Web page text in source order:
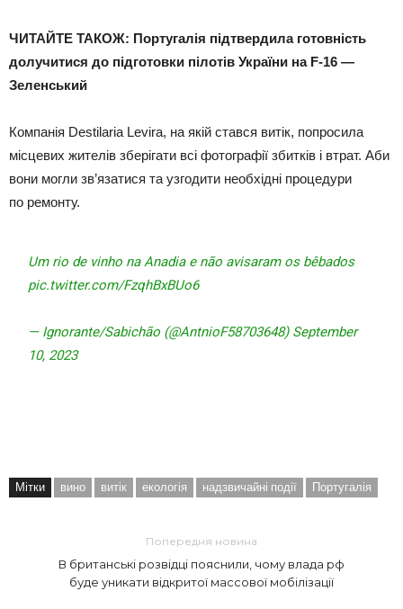
ЧИТАЙТЕ ТАКОЖ: Португалія підтвердила готовність
долучитися до підготовки пілотів України на F-16 —
Зеленський
Компанія Destilaria Levira, на якій стався витік, попросила
місцевих жителів зберігати всі фотографії збитків і втрат. Аби
вони могли зв’язатися та узгодити необхідні процедури
по ремонту.
Um rio de vinho na Anadia e não avisaram os bêbados
pic.twitter.com/FzqhBxBUo6
— Ignorante/Sabichão (@AntnioF58703648) September
10, 2023
Мітки вино витік екологія надзвичайні події Португалія
Попередня новина
В британські розвідці пояснили, чому влада рф
буде уникати відкритої массової мобілізації